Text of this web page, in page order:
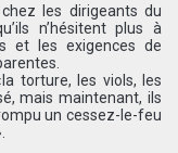
les dirigeants du
n’hésitent plus à
et les exigences de
torture, les viols, les
mais maintenant, ils
un cessez-le-feu